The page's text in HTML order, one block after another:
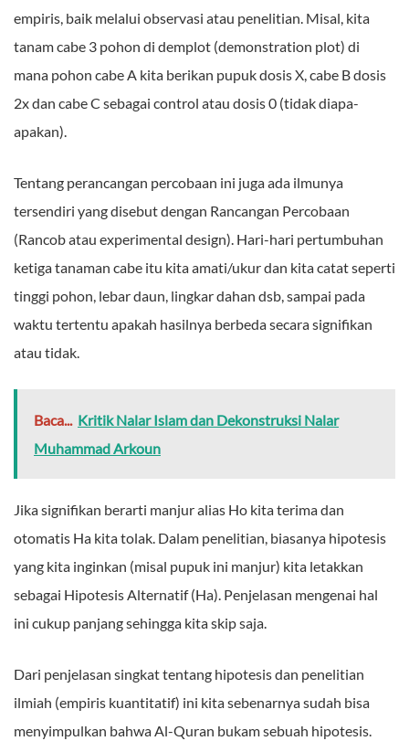
empiris, baik melalui observasi atau penelitian. Misal, kita
tanam cabe 3 pohon di demplot (demonstration plot) di
mana pohon cabe A kita berikan pupuk dosis X, cabe B dosis
2x dan cabe C sebagai control atau dosis 0 (tidak diapa-
apakan).
Tentang perancangan percobaan ini juga ada ilmunya
tersendiri yang disebut dengan Rancangan Percobaan
(Rancob atau experimental design). Hari-hari pertumbuhan
ketiga tanaman cabe itu kita amati/ukur dan kita catat seperti
tinggi pohon, lebar daun, lingkar dahan dsb, sampai pada
waktu tertentu apakah hasilnya berbeda secara signifikan
atau tidak.
Baca... Kritik Nalar Islam dan Dekonstruksi Nalar
Muhammad Arkoun
Jika signifikan berarti manjur alias Ho kita terima dan
otomatis Ha kita tolak. Dalam penelitian, biasanya hipotesis
yang kita inginkan (misal pupuk ini manjur) kita letakkan
sebagai Hipotesis Alternatif (Ha). Penjelasan mengenai hal
ini cukup panjang sehingga kita skip saja.
Dari penjelasan singkat tentang hipotesis dan penelitian
ilmiah (empiris kuantitatif) ini kita sebenarnya sudah bisa
menyimpulkan bahwa Al-Quran bukam sebuah hipotesis.